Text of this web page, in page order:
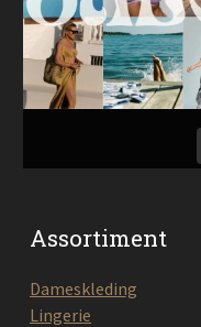
Assortiment
Dameskleding
Lingerie